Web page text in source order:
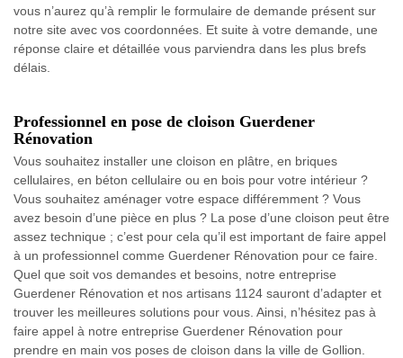
vous n’aurez qu’à remplir le formulaire de demande présent sur
notre site avec vos coordonnées. Et suite à votre demande, une
réponse claire et détaillée vous parviendra dans les plus brefs
délais.
Professionnel en pose de cloison Guerdener
Rénovation
Vous souhaitez installer une cloison en plâtre, en briques
cellulaires, en béton cellulaire ou en bois pour votre intérieur ?
Vous souhaitez aménager votre espace différemment ? Vous
avez besoin d’une pièce en plus ? La pose d’une cloison peut être
assez technique ; c’est pour cela qu’il est important de faire appel
à un professionnel comme Guerdener Rénovation pour ce faire.
Quel que soit vos demandes et besoins, notre entreprise
Guerdener Rénovation et nos artisans 1124 sauront d’adapter et
trouver les meilleures solutions pour vous. Ainsi, n’hésitez pas à
faire appel à notre entreprise Guerdener Rénovation pour
prendre en main vos poses de cloison dans la ville de Gollion.